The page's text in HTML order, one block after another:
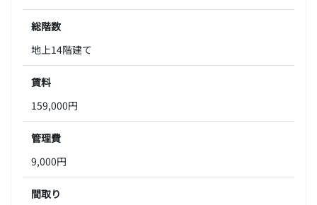
総階数
地上14階建て
賃料
159,000円
管理費
9,000円
間取り